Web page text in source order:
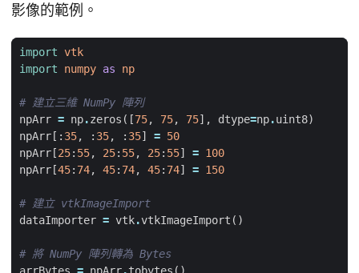
影像的範例。
import vtk
import
numpy as np
# 建立三維 NumPy 陣列
npArr = np.zeros ([75, 75, 75], dtype=np.uint8)
npArr [: 35, : 35, : 35] = 50
npArr [25: 55, 25: 55, 25: 55] = 100
npArr [45: 74, 45: 74, 45: 74] = 150
# 建立 vtkImageImport
dataImporter = vtk.vtkImageImport ()
# 將 NumPy 陣列轉為 Bytes